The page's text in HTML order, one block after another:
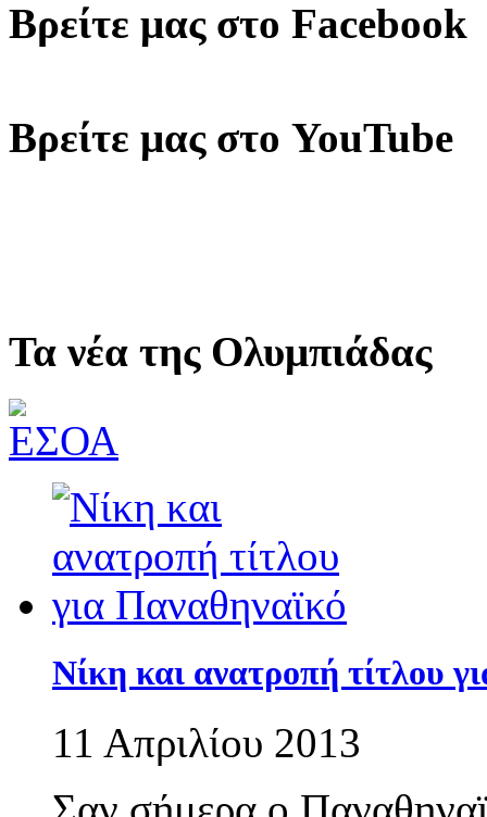
Βρείτε μας στο Facebook
Βρείτε μας στο YouTube
Τα νέα της Ολυμπιάδας
Νίκη και ανατροπή τίτλου
11 Απριλίου 2013